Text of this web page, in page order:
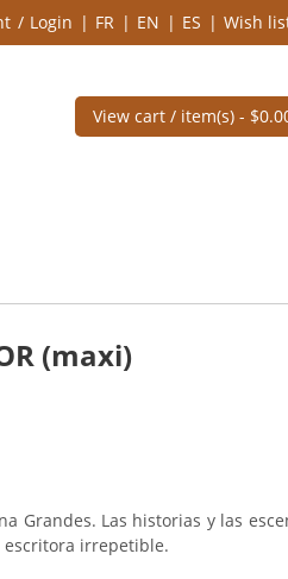
Login FR EN ES Wish
View cart / item(s) -
(maxi)
Grandes. Las historias y las
irrepetible.